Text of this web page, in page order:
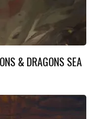
& DRAGONS SEA